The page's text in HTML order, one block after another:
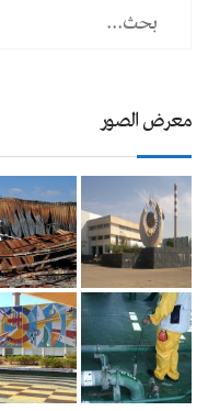
معرض الصور